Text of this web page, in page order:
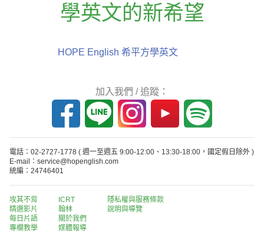
學英文的新希望
HOPE English 希平方學英文
加入我們 / 追蹤：
電話：02-2727-1778 ( 週一至週五 9:00-12:00、13:30-18:00，國定假日除外 )
E-mail：service@hopenglish.com
統編：24746401
攻其不背
精選影片
每日片語
專欄教學
ICRT
翰林
關於我們
媒體報導
隱私權與服務條款
說明與導覽